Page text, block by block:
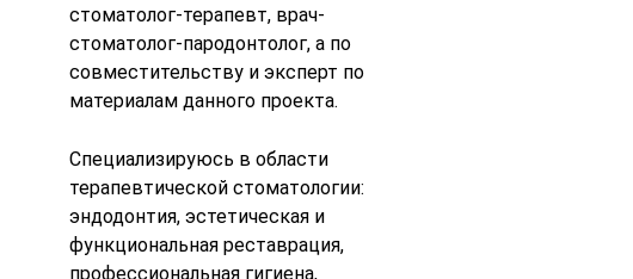
стоматолог-терапевт, врач-
стоматолог-пародонтолог, а по
совместительству и эксперт по
материалам данного проекта.
Специализируюсь в области
терапевтической стоматологии:
эндодонтия, эстетическая и
функциональная реставрация,
профессиональная гигиена,